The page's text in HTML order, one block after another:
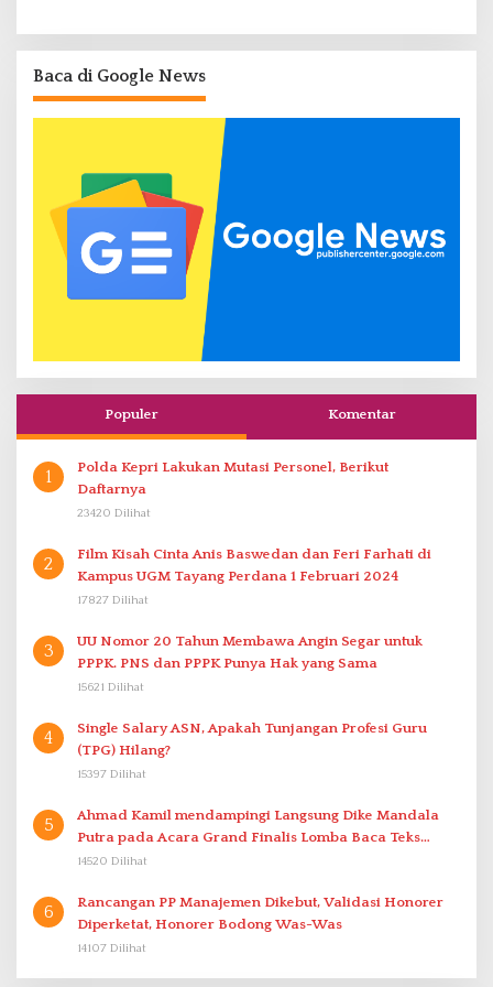
Baca di Google News
Populer Komentar
1
Polda Kepri Lakukan Mutasi Personel, Berikut
Daftarnya
23420 Dilihat
2
Film Kisah Cinta Anis Baswedan dan Feri Farhati di
Kampus UGM Tayang Perdana 1 Februari 2024
17827 Dilihat
3
UU Nomor 20 Tahun Membawa Angin Segar untuk
PPPK. PNS dan PPPK Punya Hak yang Sama
15621 Dilihat
4
Single Salary ASN, Apakah Tunjangan Profesi Guru
(TPG) Hilang?
15397 Dilihat
5
Ahmad Kamil mendampingi Langsung Dike Mandala
Putra pada Acara Grand Finalis Lomba Baca Teks
Proklamasi Mirip Bung Karno di Bali
14520 Dilihat
6
Rancangan PP Manajemen Dikebut, Validasi Honorer
Diperketat, Honorer Bodong Was-Was
14107 Dilihat